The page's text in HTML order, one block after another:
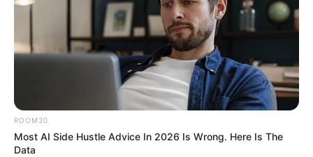
ROOM30
Most AI Side Hustle Advice In 2026 Is Wrong. Here Is The
Data